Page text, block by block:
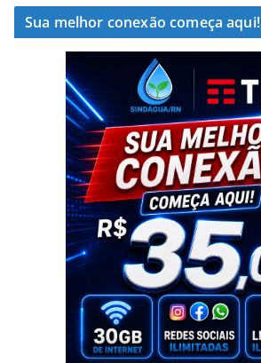
Sua melhor conexão começa aqui!